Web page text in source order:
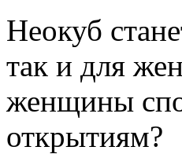
Неокуб
так и для
женщины
открытиям?